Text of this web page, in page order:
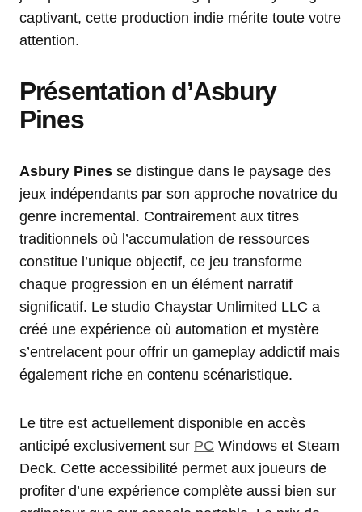
captivant, cette production indie mérite toute votre
attention.
Présentation d’Asbury
Pines
Asbury Pines se distingue dans le paysage des
jeux indépendants par son approche novatrice du
genre incremental. Contrairement aux titres
traditionnels où l’accumulation de ressources
constitue l’unique objectif, ce jeu transforme
chaque progression en un élément narratif
significatif. Le studio Chaystar Unlimited LLC a
créé une expérience où automation et mystère
s’entrelacent pour offrir un gameplay addictif mais
également riche en contenu scénaristique.
Le titre est actuellement disponible en accès
anticipé exclusivement sur PC Windows et Steam
Deck. Cette accessibilité permet aux joueurs de
profiter d’une expérience complète aussi bien sur